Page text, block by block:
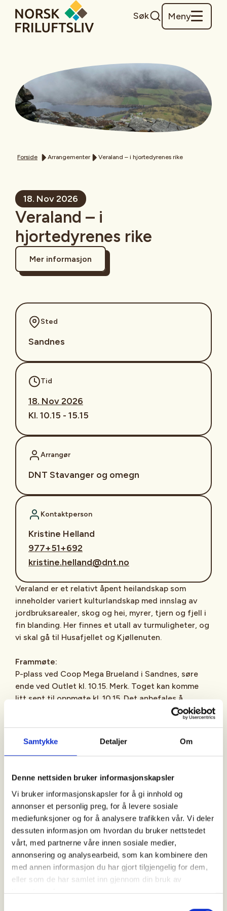
Samtykke Detaljer Om
Denne nettsiden bruker informasjonskapsler
Vi bruker informasjonskapsler for å gi innhold og
annonser et personlig preg, for å levere sosiale
mediefunksjoner og for å analysere trafikken vår. Vi deler
dessuten informasjon om hvordan du bruker nettstedet
vårt, med partnerne våre innen sosiale medier,
annonsering og analysearbeid, som kan kombinere den
med annen informasjon du har gjort tilgjengelig for dem,
eller som de har samlet inn gjennom din bruk av
Søk Meny
Forside Arrangementer Veraland – i hjortedyrenes rike
18. Nov 2026
Veraland – i
hjortedyrenes rike
Mer informasjon
Sted
Sandnes
Tid
18. Nov 2026
Kl. 10.15 - 15.15
Arrangør
DNT Stavanger og omegn
Kontaktperson
Kristine Helland
977+51+692
kristine.helland@dnt.no
Veraland er et relativt åpent heilandskap som
inneholder variert kulturlandskap med innslag av
jordbruksarealer, skog og hei, myrer, tjern og fjell i
fin blanding. Her finnes et utall av turmuligheter, og
vi skal gå til Husafjellet og Kjøllenuten.
Frammøte:
P-plass ved Coop Mega Brueland i Sandnes, søre
ende ved Outlet kl. 10.15. Merk. Toget kan komme
litt sent til oppmøte kl. 10.15. Det anbefales å
kontakte turleder dersom du kommer med tog.
Pris:
Gratis for medlemmer, kr 40 for ikke-medlemmer. Vi
Betaling til sjåføren avhenger av hvor langt en
kjører.
Turledere:
Leif Bjarne Hansen, 913 41 286, Tom Leveraas,
Grethe Wathne.